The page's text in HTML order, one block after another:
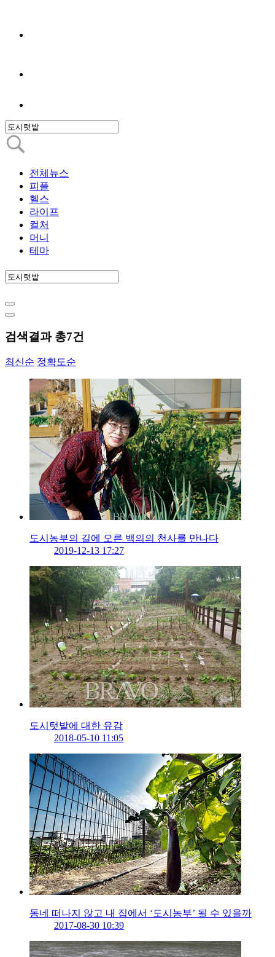
전체뉴스
피플
헬스
라이프
컬처
머니
테마
검색결과 총7건
최신순 정확도순
도시농부의 길에 오른 백의의 천사를 만나다
2019-12-13 17:27
도시텃밭에 대한 유감
2018-05-10 11:05
동네 떠나지 않고 내 집에서 ‘도시농부’ 될 수 있을까
2017-08-30 10:39